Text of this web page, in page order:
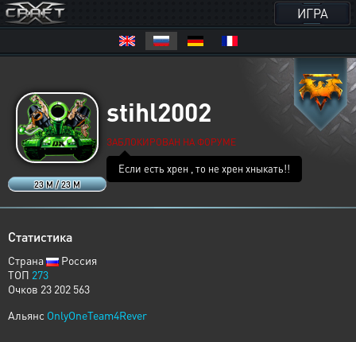
ИГРА
23 M / 23 M
stihl2002
ЗАБЛОКИРОВАН НА ФОРУМЕ
Если есть хрен , то не хрен хныкать!!
Статистика
Страна
Россия
ТОП 273
Очков 23 202 563
Альянс OnlyOneTeam4Rever